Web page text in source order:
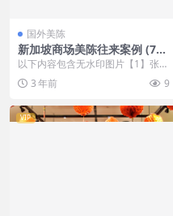
国外美陈
新加坡商场美陈往来案例 (71
1)天津市美陈工厂
以下内容包含无水印图片【1】张
，开通会员无障碍浏览 开通VIP会
员 3 年前 9
VIP